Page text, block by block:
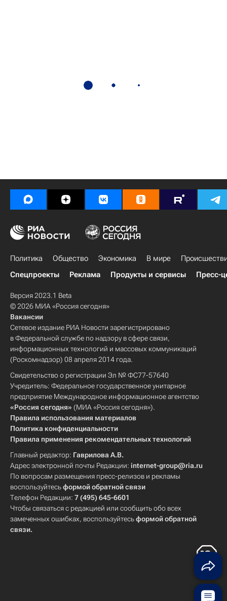
Политика Общество Экономика В мире
Спецпроекты
Реклама Продукты и сервисы Пресс-
Версия 2023.1 Beta
© 2026 МИА «Россия сегодня»
Вакансии
Сетевое издание РИА Новости зарегистрировано
в Федеральной службе по надзору в сфере связи,
информационных технологий и массовых коммуникаций
(Роскомнадзор) 08 апреля 2014 года.
Свидетельство о регистрации Эл № ФС77-57640
Учредитель: Федеральное государственное унитарное
предприятие Международное информационное агентство
«Россия сегодня» (МИА «Россия сегодня»).
Правила использования материалов
Политика конфиденциальности
Правила применения рекомендательных технологий
Главный редактор: Гаврилова А.В.
Адрес электронной почты Редакции: internet-group@ria.ru
По вопросам размещения пресс-релизов и рекламы
воспользуйтесьформой обратной связи
Телефон Редакции: 7 (495) 645-6601
Чтобы связаться с редакцией или сообщить обо всех
замеченных ошибках, воспользуйтесьформой обратной
связи.